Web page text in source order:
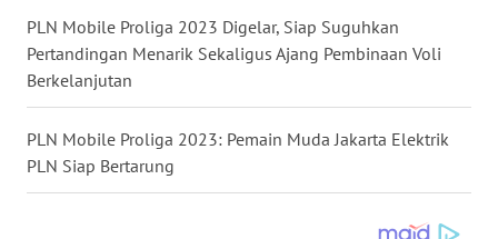
PLN Mobile Proliga 2023 Digelar, Siap Suguhkan
Pertandingan Menarik Sekaligus Ajang Pembinaan Voli
Berkelanjutan
PLN Mobile Proliga 2023: Pemain Muda Jakarta Elektrik
PLN Siap Bertarung
SULUT
WN
MALUKU
WN
MALUT